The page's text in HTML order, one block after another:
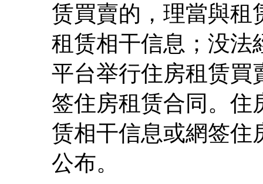
赁買賣的，理當與租
租赁相干信息；没法
平台举行住房租赁買
签住房租赁合同。住
赁相干信息或網签住
公布。